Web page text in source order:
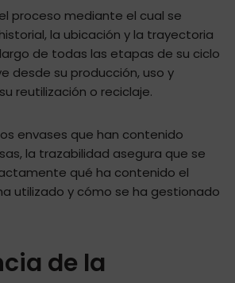
proceso mediante el cual se
la ubicación y la trayectoria
de todas las etapas de su ciclo
desde su producción, uso y
reutilización o reciclaje.
envases que han contenido
la trazabilidad asegura que se
qué ha contenido el
utilizado y cómo se ha gestionado
de la